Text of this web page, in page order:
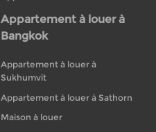
Appartement à louer à
Bangkok
Appartement à louer à
Sukhumvit
Appartement à louer à Sathorn
Maison à louer